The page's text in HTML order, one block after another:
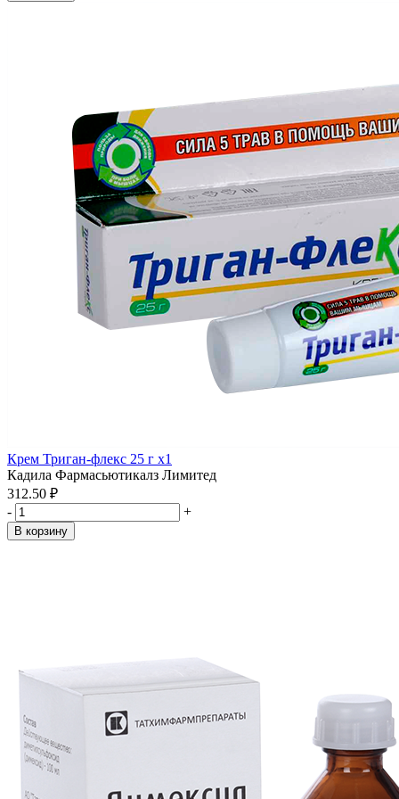
Крем Триган-флекс 25 г x1
Кадила Фармасьютикалз Лимитед
312.50 ₽
-
+
В корзину